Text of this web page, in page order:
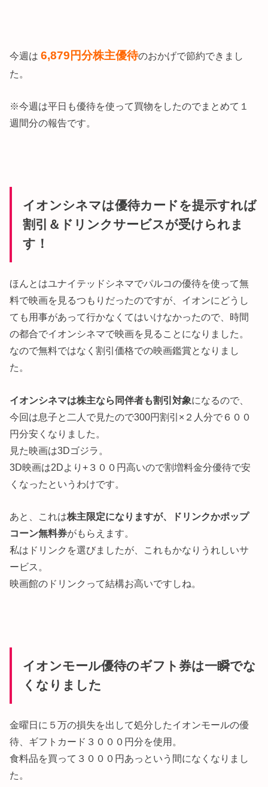
今週は6,879円分株主優待のおかげで節約できまし
た。
※今週は平日も優待を使って買物をしたのでまとめて１
週間分の報告です。
イオンシネマは優待カードを提示すれば
割引＆ドリンクサービスが受けられま
す！
ほんとはユナイテッドシネマでパルコの優待を使って無
料で映画を見るつもりだったのですが、イオンにどうし
ても用事があって行かなくてはいけなかったので、時間
の都合でイオンシネマで映画を見ることになりました。
なので無料ではなく割引価格での映画鑑賞となりまし
た。
イオンシネマは株主なら同伴者も割引対象になるので、
今回は息子と二人で見たので300円割引×２人分で６００
円分安くなりました。
見た映画は3Dゴジラ。
3D映画は2Dより+３００円高いので割増料金分優待で安
くなったというわけです。
あと、これは株主限定になりますが、ドリンクかポップ
コーン無料券がもらえます。
私はドリンクを選びましたが、これもかなりうれしいサ
ービス。
映画館のドリンクって結構お高いですしね。
イオンモール優待のギフト券は一瞬でな
くなりました
金曜日に５万の損失を出して処分したイオンモールの優
待、ギフトカード３０００円分を使用。
食料品を買って３０００円あっという間になくなりまし
た。